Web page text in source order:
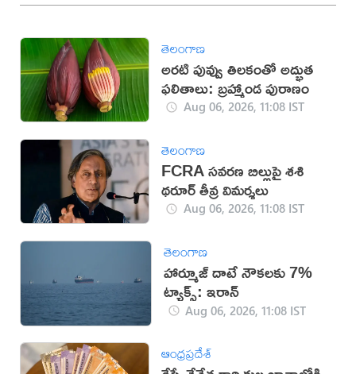
తెలంగాణ
అరటి పువ్వు తిలకంతో అద్భుత
ఫలితాలు: బ్రహ్మాండ పురాణం
Aug 06, 2026, 11:08 IST
తెలంగాణ
FCRA సవరణ బిల్లుపై శశి
థరూర్ తీవ్ర విమర్శలు
Aug 06, 2026, 11:08 IST
తెలంగాణ
హార్మూజ్ దాటే నౌకలకు 7%
ట్యాక్స్: ఇరాన్
Aug 06, 2026, 11:08 IST
ఆంధ్రప్రదేశ్